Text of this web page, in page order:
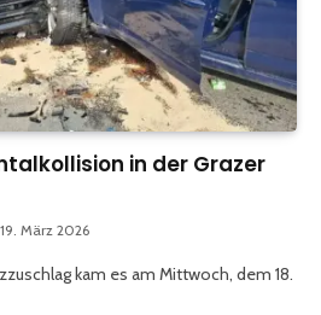
in der Grazer
19. März 2026
kam es am Mittwoch, dem 18.